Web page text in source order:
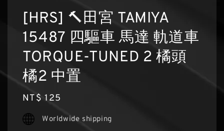
[HRS] 🔨田宮 TAMIYA
15487 四驅車 馬達 軌道車
TORQUE-TUNED 2 橘頭
橘2 中置
Regular
price
NT$ 125
Worldwide shipping